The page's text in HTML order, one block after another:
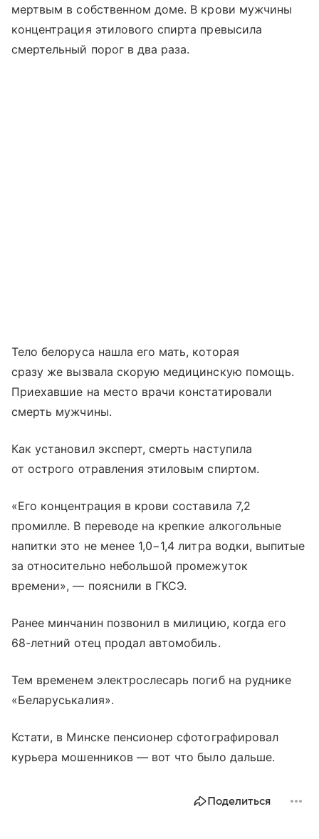
мертвым в собственном доме. В крови мужчины
концентрация этилового спирта превысила
смертельный порог в два раза.
Тело белоруса нашла его мать, которая
сразу же вызвала скорую медицинскую помощь.
Приехавшие на место врачи констатировали
смерть мужчины.
Как установил эксперт, смерть наступила
от острого отравления этиловым спиртом.
«Его концентрация в крови составила 7,2
промилле. В переводе на крепкие алкогольные
напитки это не менее 1,0−1,4 литра водки, выпитые
за относительно небольшой промежуток
времени», — пояснили в ГКСЭ.
Ранее минчанин позвонил в милицию, когда его
68-летний отец продал автомобиль.
Тем временем электрослесарь погиб на руднике
«Беларуськалия».
Кстати, в Минске пенсионер сфотографировал
курьера мошенников — вот что было дальше.
Поделиться